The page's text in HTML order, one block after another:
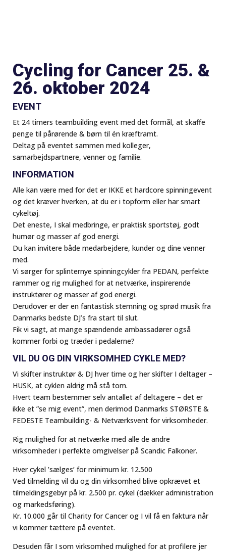
Cycling for Cancer 25. &
26. oktober 2024
EVENT
Et 24 timers teambuilding event med det formål, at skaffe
penge til pårørende & børn til én kræftramt.
Deltag på eventet sammen med kolleger,
samarbejdspartnere, venner og familie.
INFORMATION
Alle kan være med for det er IKKE et hardcore spinningevent
og det kræver hverken, at du er i topform eller har smart
cykeltøj.
Det eneste, I skal medbringe, er praktisk sportstøj, godt
humør og masser af god energi.
Du kan invitere både medarbejdere, kunder og dine venner
med.
Vi sørger for splinternye spinningcykler fra PEDAN, perfekte
rammer og rig mulighed for at netværke, inspirerende
instruktører og masser af god energi.
Derudover er der en fantastisk stemning og sprød musik fra
Danmarks bedste DJ’s fra start til slut.
Fik vi sagt, at mange spændende ambassadører også
kommer forbi og træder i pedalerne?
VIL DU OG DIN VIRKSOMHED CYKLE MED?
Vi skifter instruktør & DJ hver time og her skifter I deltager –
HUSK, at cyklen aldrig må stå tom.
Hvert team bestemmer selv antallet af deltagere – det er
ikke et ”se mig event”, men derimod Danmarks STØRSTE &
FEDESTE Teambuilding- & Netværksvent for virksomheder.
Rig mulighed for at netværke med alle de andre
virksomheder i perfekte omgivelser på Scandic Falkoner.
Hver cykel ’sælges’ for minimum kr. 12.500
Ved tilmelding vil du og din virksomhed blive opkrævet et
tilmeldingsgebyr på kr. 2.500 pr. cykel (dækker administration
og markedsføring).
Kr. 10.000 går til Charity for Cancer og I vil få en faktura når
vi kommer tættere på eventet.
Desuden får I som virksomhed mulighed for at profilere jer